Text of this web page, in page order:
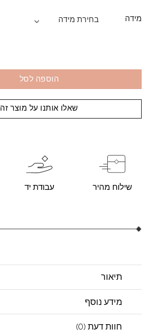
מידה
הוספה לסל
שאלו אותנו על מוצר זה
שילוח מהיר עבודת יד
תיאור
מידע נוסף
חוות דעת (0)